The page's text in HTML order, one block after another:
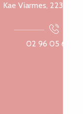
Kae Viarmes, 22300
02 96 05 60 70